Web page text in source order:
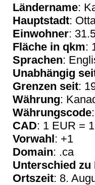
Ländername:
Hauptstadt:
Einwohner:
Fläche in qkm:
Sprachen:
Unabhängig
Grenzen seit:
Währung:
Währungscode
CAD: 1 EUR =
Vorwahl: +1
Domain: .ca
Unterschied zu
Ortszeit: 8.